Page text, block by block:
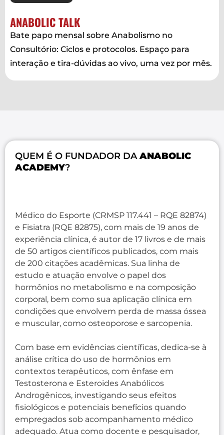
ANABOLIC TALK
Bate papo mensal sobre Anabolismo no
Consultório: Ciclos e protocolos. Espaço para
interação e tira-dúvidas ao vivo, uma vez por mês.
QUEM É O FUNDADOR DAANABOLIC
ACADEMY?
Médico do Esporte (CRMSP 117.441 – RQE 82874)
e Fisiatra (RQE 82875), com mais de 19 anos de
experiência clínica, é autor de 17 livros e de mais
de 50 artigos científicos publicados, com mais
de 200 citações acadêmicas. Sua linha de
estudo e atuação envolve o papel dos
hormônios no metabolismo e na composição
corporal, bem como sua aplicação clínica em
condições que envolvem perda de massa óssea
e muscular, como osteoporose e sarcopenia.
Com base em evidências científicas, dedica-se à
análise crítica do uso de hormônios em
contextos terapêuticos, com ênfase em
Testosterona e Esteroides Anabólicos
Androgênicos, investigando seus efeitos
fisiológicos e potenciais benefícios quando
empregados sob acompanhamento médico
adequado. Atua como docente e pesquisador,